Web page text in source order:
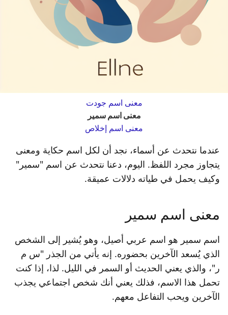
معنى اسم جودت
معنى اسم سمير
معنى اسم إخلاص
عندما نتحدث عن أسماء، نجد أن لكل اسم حكاية ومعنى
يتجاوز مجرد اللفظ. اليوم، دعنا نتحدث عن اسم "سمير"
وكيف يحمل في طياته دلالات عميقة.
معنى اسم سمير
اسم سمير هو اسم عربي أصيل، وهو يُشير إلى الشخص
الذي يُسعد الآخرين بحضوره. إنه يأتي من الجذر "س م
ر"، والذي يعني الحديث أو السمر في الليل. لذا، إذا كنت
تحمل هذا الاسم، فذلك يعني أنك شخص اجتماعي يجذب
الآخرين ويحب التفاعل معهم.